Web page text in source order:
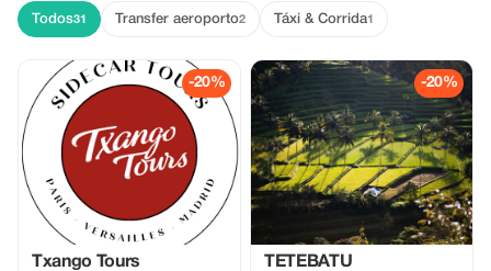
Todos31 Transfer aeroporto2 Táxi & Corrida1
-20%
Txango Tours
-20%
TETEBATU